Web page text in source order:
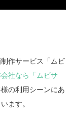
作サービス「ムビ
社なら「ムビサ
の利用シーンにあ
ます。